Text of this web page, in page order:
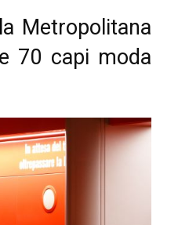
Metropolitana
70 capi moda